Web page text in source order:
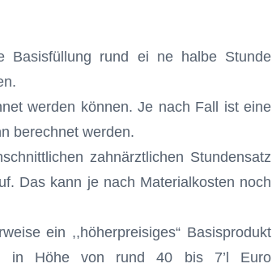
Basisfüllung rund ei ne halbe Stunde
werden können. Je nach Fall ist eine
berechnet werden.
zahnärztlichen Stundensatz
Das kann je nach Materialkosten noch
ein ,,höherpreisiges“ Basisprodukt
in Höhe von rund 40 bis 7’l Euro